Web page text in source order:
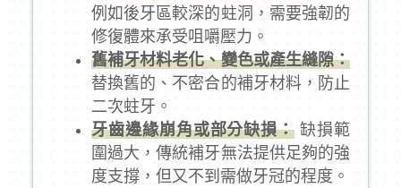
例如後牙區較深的蛀洞，需要強韌的
修復體來承受咀嚼壓力。
舊補牙材料老化、變色或產生縫隙：
替換舊的、不密合的補牙材料，防止
二次蛀牙。
牙齒邊緣崩角或部分缺損： 缺損範
圍過大，傳統補牙無法提供足夠的強
度支撐，但又不到需做牙冠的程度。